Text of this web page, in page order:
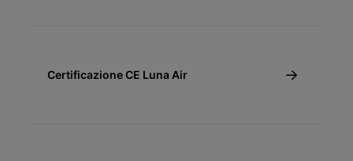
Certificazione CE Luna Air